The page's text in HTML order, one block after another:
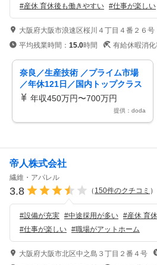
#産休 育休後も働きやすい #仕事が楽しい
大阪府大阪市浪速区桜川４丁目４番２６号
平均残業時間： 15.0時間 有給休暇消化
奈良／生産技術 ／プライム市場
／年休121日／国内トップクラス
シェア／130年の歴史
年収450万円〜700万円
提供：doda
帝人株式会社
繊維・アパレル
3.8 （ 150件のクチコミ ）
#設備が充実 #中途採用が多い #産休 育
#仕事が楽しい #職場がアットホーム
大阪府大阪市北区中之島３丁目２番４号